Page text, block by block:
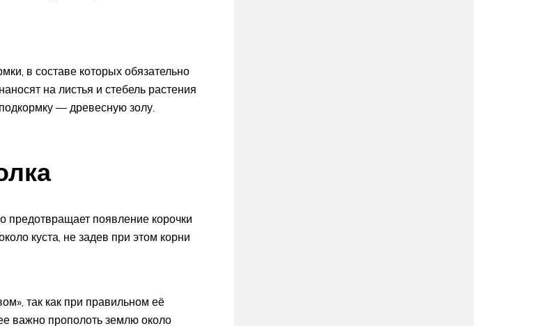
в составе которых обязательно
на листья и стебель растения
— древесную золу.
появление корочки
куста, не задев при этом корни
так как при правильном её
важно прополоть землю около